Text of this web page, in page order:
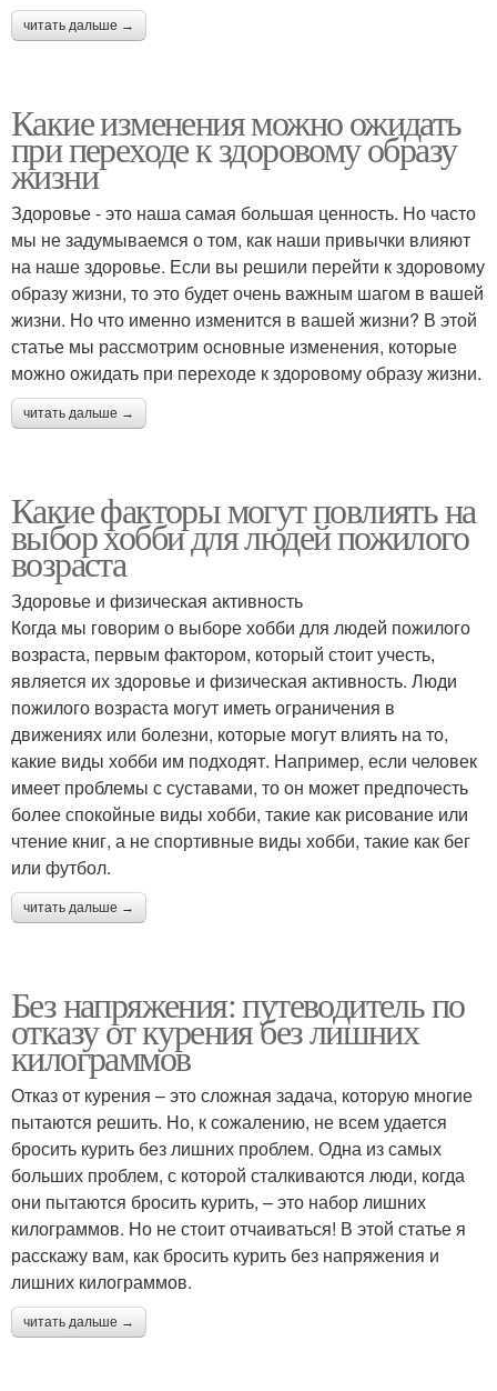
читать дальше →
Какие изменения можно ожидать
при переходе к здоровому образу
жизни
Здоровье - это наша самая большая ценность. Но часто
мы не задумываемся о том, как наши привычки влияют
на наше здоровье. Если вы решили перейти к здоровому
образу жизни, то это будет очень важным шагом в вашей
жизни. Но что именно изменится в вашей жизни? В этой
статье мы рассмотрим основные изменения, которые
можно ожидать при переходе к здоровому образу жизни.
читать дальше →
Какие факторы могут повлиять на
выбор хобби для людей пожилого
возраста
Здоровье и физическая активность
Когда мы говорим о выборе хобби для людей пожилого
возраста, первым фактором, который стоит учесть,
является их здоровье и физическая активность. Люди
пожилого возраста могут иметь ограничения в
движениях или болезни, которые могут влиять на то,
какие виды хобби им подходят. Например, если человек
имеет проблемы с суставами, то он может предпочесть
более спокойные виды хобби, такие как рисование или
чтение книг, а не спортивные виды хобби, такие как бег
или футбол.
читать дальше →
Без напряжения: путеводитель по
отказу от курения без лишних
килограммов
Отказ от курения – это сложная задача, которую многие
пытаются решить. Но, к сожалению, не всем удается
бросить курить без лишних проблем. Одна из самых
больших проблем, с которой сталкиваются люди, когда
они пытаются бросить курить, – это набор лишних
килограммов. Но не стоит отчаиваться! В этой статье я
расскажу вам, как бросить курить без напряжения и
лишних килограммов.
читать дальше →